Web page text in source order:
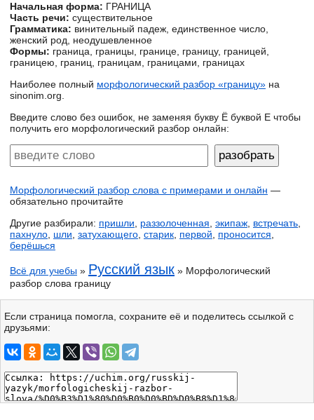
Начальная форма: ГРАНИЦА
Часть речи: существительное
Грамматика: винительный падеж, единственное число,
женский род, неодушевленное
Формы: граница, границы, границе, границу, границей,
границею, границ, границам, границами, границах
Наиболее полный морфологический разбор «границу» на
sinonim.org.
Введите слово без ошибок, не заменяя букву Ё буквой Е чтобы
получить его морфологический разбор онлайн:
Морфологический разбор слова с примерами и онлайн —
обязательно прочитайте
Другие разбирали: пришли раззолоченная экипаж встречать
пахнуло шли затухающего старик первой проносится
берёшься
Всё для учебы » Русский язык » Морфологический
разбор слова границу
Если страница помогла, сохраните её и поделитесь ссылкой с
друзьями: